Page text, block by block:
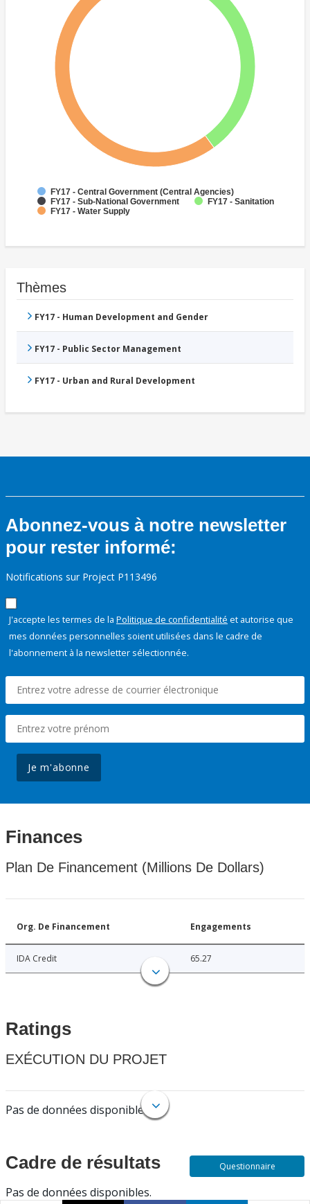
FY17 - Central Government (Central Agencies)
FY17 - Sub-National Government
FY17 - Sanitation
FY17 - Water Supply
Thèmes
FY17 - Human Development and Gender
FY17 - Public Sector Management
FY17 - Urban and Rural Development
Abonnez-vous à notre newsletter
pour rester informé:
Notifications sur Project P113496
J'accepte les termes de la Politique de confidentialité et autorise que
mes données personnelles soient utilisées dans le cadre de
l'abonnement à la newsletter sélectionnée.
Je m'abonne
Finances
Plan De Financement (Millions De Dollars)
Org. De Financement Engagements
IDA Credit 65.27
Ratings
EXÉCUTION DU PROJET
Pas de données disponibles.
Cadre de résultats
Pas de données disponibles.
Questionnaire